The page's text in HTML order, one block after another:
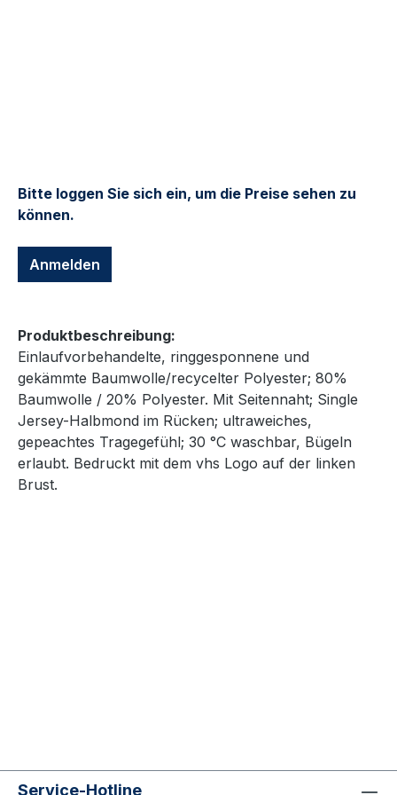
Bitte loggen Sie sich ein, um die Preise sehen zu
können.
Anmelden
Produktbeschreibung:
Einlaufvorbehandelte, ringgesponnene und
gekämmte Baumwolle/recycelter Polyester; 80%
Baumwolle / 20% Polyester. Mit Seitennaht; Single
Jersey-Halbmond im Rücken; ultraweiches,
gepeachtes Tragegefühl; 30 °C waschbar, Bügeln
erlaubt. Bedruckt mit dem vhs Logo auf der linken
Brust.
Service-Hotline